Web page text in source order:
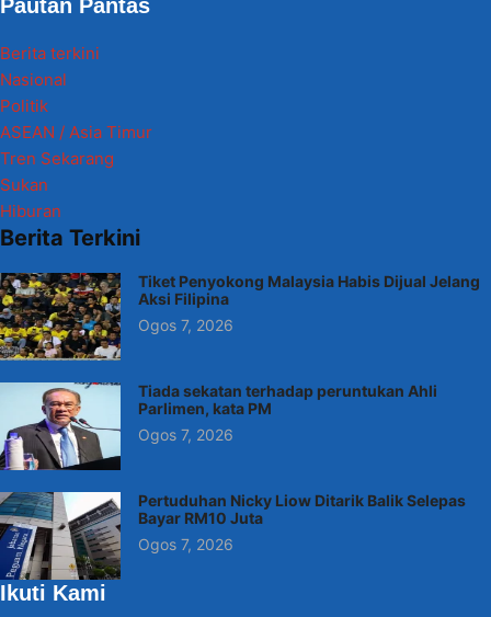
Pautan Pantas
Berita terkini
Nasional
Politik
ASEAN / Asia Timur
Tren Sekarang
Sukan
Hiburan
Berita Terkini
Tiket Penyokong Malaysia Habis Dijual Jelang
Aksi Filipina
Ogos 7, 2026
Tiada sekatan terhadap peruntukan Ahli
Parlimen, kata PM
Ogos 7, 2026
Pertuduhan Nicky Liow Ditarik Balik Selepas
Bayar RM10 Juta
Ogos 7, 2026
Ikuti Kami